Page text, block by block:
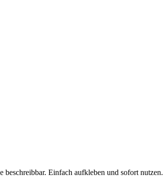
Einfach aufkleben und sofort nutzen.